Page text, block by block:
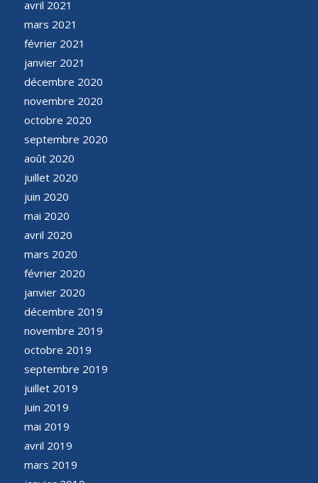
avril 2021
mars 2021
février 2021
janvier 2021
décembre 2020
novembre 2020
octobre 2020
septembre 2020
août 2020
juillet 2020
juin 2020
mai 2020
avril 2020
mars 2020
février 2020
janvier 2020
décembre 2019
novembre 2019
octobre 2019
septembre 2019
juillet 2019
juin 2019
mai 2019
avril 2019
mars 2019